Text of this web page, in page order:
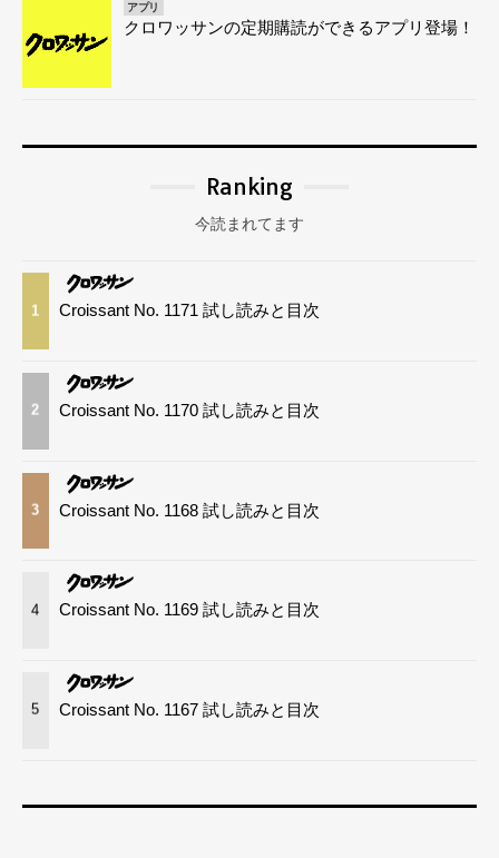
アプリ
クロワッサンの定期購読ができるアプリ登場！
Ranking
今読まれてます
1 Croissant No. 1171 試し読みと目次
2 Croissant No. 1170 試し読みと目次
3 Croissant No. 1168 試し読みと目次
4 Croissant No. 1169 試し読みと目次
5 Croissant No. 1167 試し読みと目次